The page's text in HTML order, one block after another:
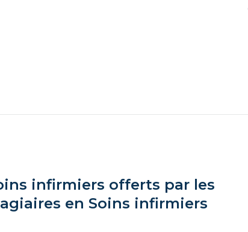
infirmiers offerts par les
en Soins infirmiers